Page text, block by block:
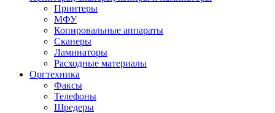
Принтеры
МФУ
Копировальные аппараты
Сканеры
Ламинаторы
Расходные материалы
Оргтехника
Факсы
Телефоны
Шредеры